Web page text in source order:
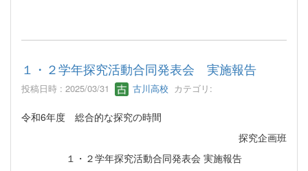
１・２学年探究活動合同発表会 実施報告
投稿日時 : 2025/03/31 古川高校 カテゴリ:
令和6年度 総合的な探究の時間
探究企画班
１・２学年探究活動合同発表会 実施報告